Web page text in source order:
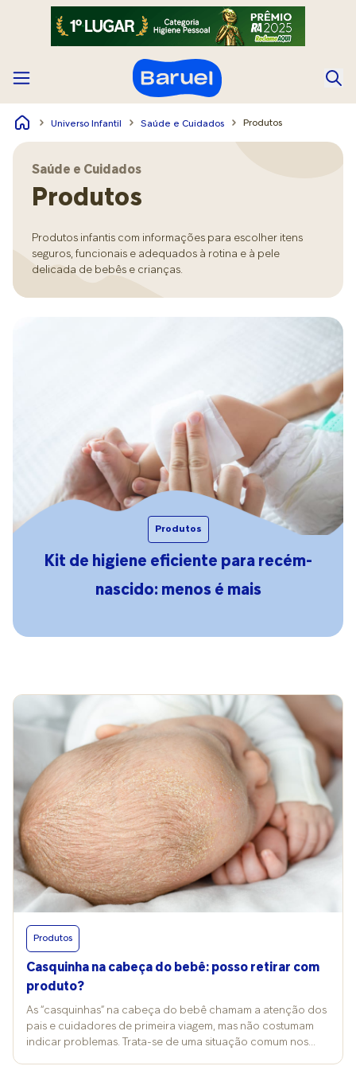
Universo Infantil Saúde e Cuidados Produtos
Saúde e Cuidados
Produtos
Produtos infantis com informações para escolher itens
seguros, funcionais e adequados à rotina e à pele
delicada de bebês e crianças.
Produtos
Kit de higiene eficiente para recém-
nascido: menos é mais
Produtos
Casquinha na cabeça do bebê: posso retirar com
produto?
As “casquinhas” na cabeça do bebê chamam a atenção dos
pais e cuidadores de primeira viagem, mas não costumam
indicar problemas. Trata-se de uma situação comum nos